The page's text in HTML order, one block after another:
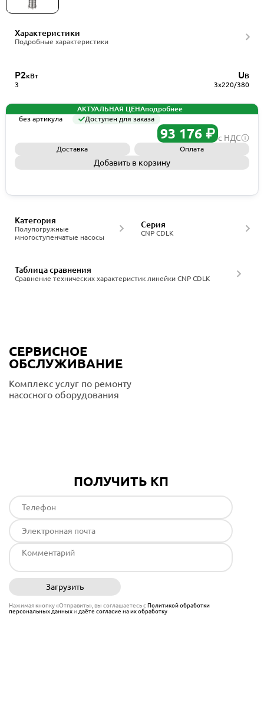
Характеристики
Подробные характеристики
P2кВт
3
UВ
3x220/380
АКТУАЛЬНАЯ ЦЕНАподробнее
без артикула
Доступен для заказа
93 176 ₽ с НДС
Доставка Оплата
Добавить в корзину
Полупогружные
многоступенчатые насосы
Категория
CNP CDLK
Серия
Сравнение технических характеристик линейки CNP CDLK
Таблица сравнения
СЕРВИСНОЕ
ОБСЛУЖИВАНИЕ
Комплекс услуг по ремонту
насосного оборудования
ПОЛУЧИТЬ КП
Загрузить
Нажимая кнопку «Отправить», вы соглашаетесь сПолитикой обработки
персональных данныхи даёте согласие на их обработку